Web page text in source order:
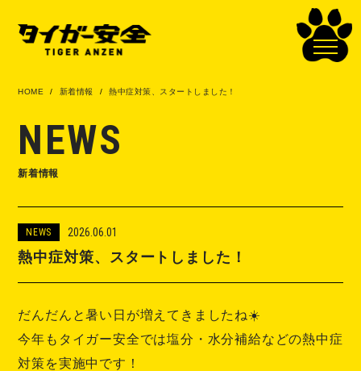
HOME 新着情報 熱中症対策、スタートしました！
NEWS
新着情報
NEWS 2026.06.01
熱中症対策、スタートしました！
だんだんと暑い日が増えてきましたね☀️
今年もタイガー安全では塩分・水分補給などの熱中症
対策を実施中です！